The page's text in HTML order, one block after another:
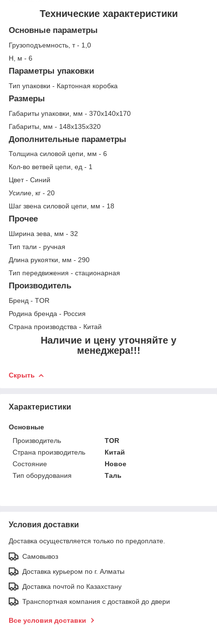
Технические характеристики
Основные параметры
Грузоподъемность, т - 1,0
Н, м - 6
Параметры упаковки
Тип упаковки - Картонная коробка
Размеры
Габариты упаковки, мм - 370х140х170
Габариты, мм - 148х135х320
Дополнительные параметры
Толщина силовой цепи, мм - 6
Кол-во ветвей цепи, ед - 1
Цвет - Синий
Усилие, кг - 20
Шаг звена силовой цепи, мм - 18
Прочее
Ширина зева, мм - 32
Тип тали - ручная
Длина рукоятки, мм - 290
Тип передвижения - стационарная
Производитель
Бренд - TOR
Родина бренда - Россия
Страна производства - Китай
Наличие и цену уточняйте у
менеджера!!!
Скрыть
Характеристики
Основные
Производитель
TOR
Страна производитель
Китай
Состояние
Новое
Тип оборудования
Таль
Условия доставки
Доставка осуществляется только по предоплате.
Самовывоз
Доставка курьером по г. Алматы
Доставка почтой по Казахстану
Транспортная компания с доставкой до двери
Все условия доставки